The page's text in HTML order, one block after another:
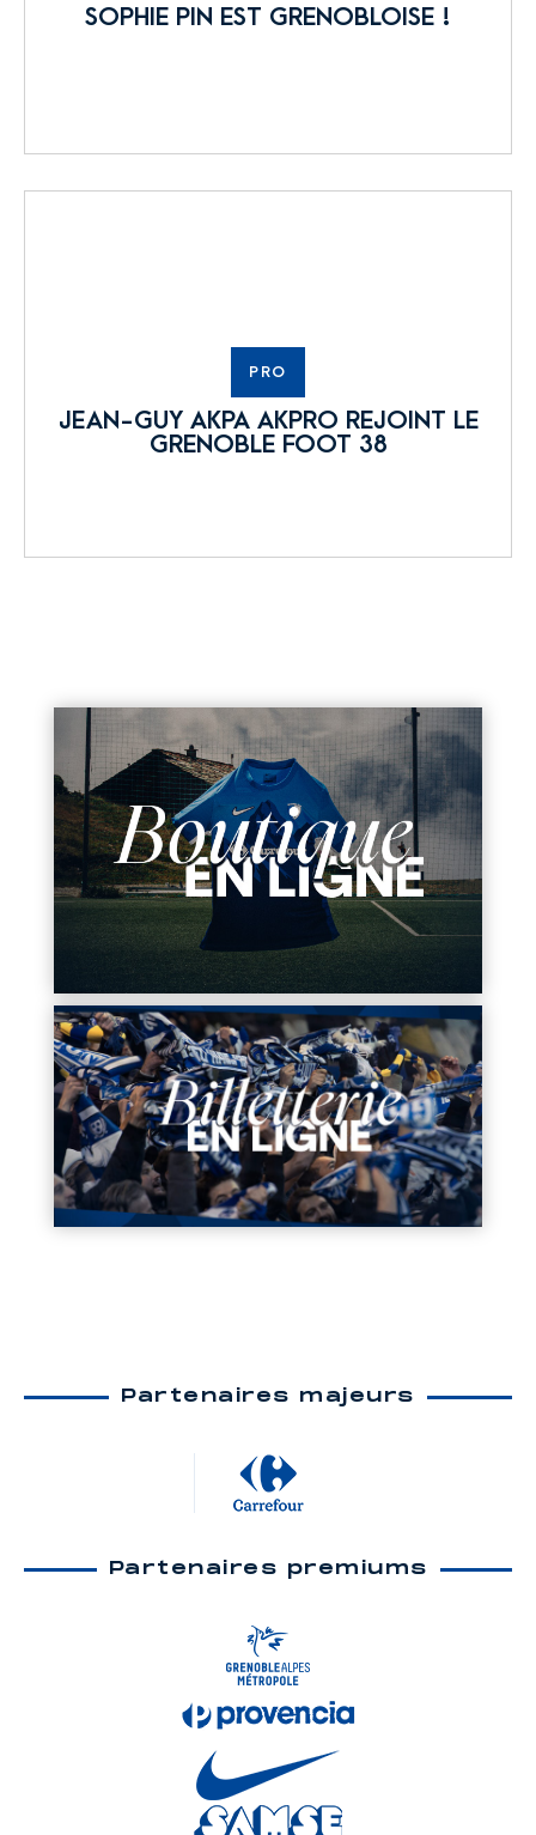
SOPHIE PIN EST GRENOBLOISE !
PRO
JEAN-GUY AKPA AKPRO REJOINT LE
GRENOBLE FOOT 38
Partenaires majeurs
Partenaires premiums